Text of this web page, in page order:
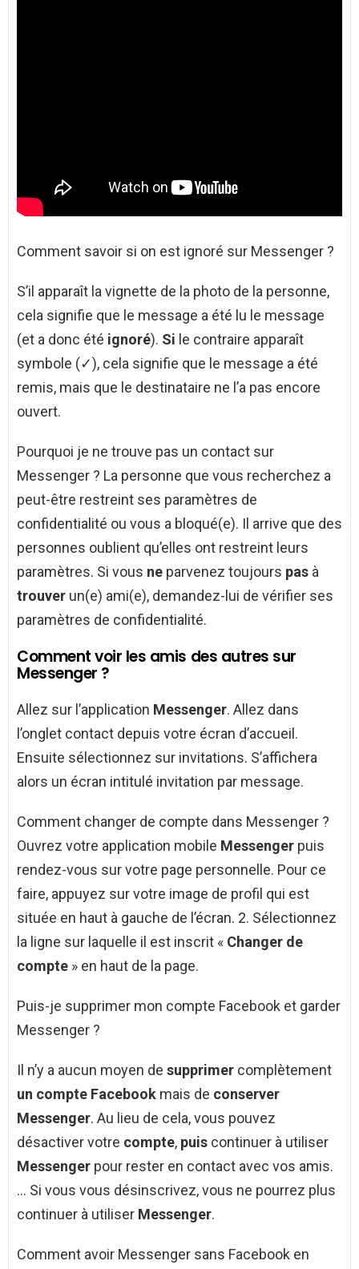
Comment savoir si on est ignoré sur Messenger ?
S’il apparaît la vignette de la photo de la personne,
cela signifie que le message a été lu le message
(et a donc été ignoré). Si le contraire apparaît
symbole (✓), cela signifie que le message a été
remis, mais que le destinataire ne l’a pas encore
ouvert.
Pourquoi je ne trouve pas un contact sur
Messenger ? La personne que vous recherchez a
peut-être restreint ses paramètres de
confidentialité ou vous a bloqué(e). Il arrive que des
personnes oublient qu’elles ont restreint leurs
paramètres. Si vous ne parvenez toujours pas à
trouver un(e) ami(e), demandez-lui de vérifier ses
paramètres de confidentialité.
Comment voir les amis des autres sur
Messenger ?
Allez sur l’application Messenger. Allez dans
l’onglet contact depuis votre écran d’accueil.
Ensuite sélectionnez sur invitations. S’affichera
alors un écran intitulé invitation par message.
Comment changer de compte dans Messenger ?
Ouvrez votre application mobile Messenger puis
rendez-vous sur votre page personnelle. Pour ce
faire, appuyez sur votre image de profil qui est
située en haut à gauche de l’écran. 2. Sélectionnez
la ligne sur laquelle il est inscrit « Changer de
compte » en haut de la page.
Puis-je supprimer mon compte Facebook et garder
Messenger ?
Il n’y a aucun moyen de supprimer complètement
un compte Facebook mais de conserver
Messenger. Au lieu de cela, vous pouvez
désactiver votre compte, puis continuer à utiliser
Messenger pour rester en contact avec vos amis.
… Si vous vous désinscrivez, vous ne pourrez plus
continuer à utiliser Messenger.
Comment avoir Messenger sans Facebook en